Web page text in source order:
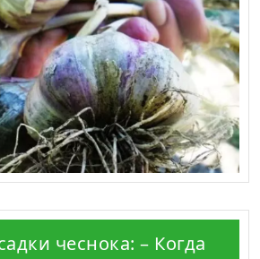
чеснока: – Когда